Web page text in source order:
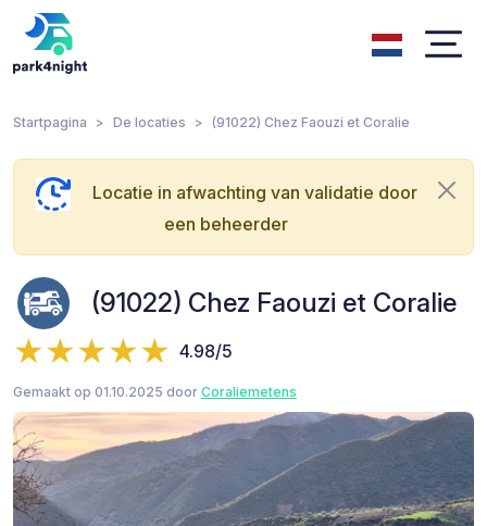
Startpagina De locaties (91022) Chez Faouzi et Coralie
Locatie in afwachting van validatie door
een beheerder
(91022) Chez Faouzi et Coralie
4.98/5
Gemaakt op 01.10.2025 door Coraliemetens